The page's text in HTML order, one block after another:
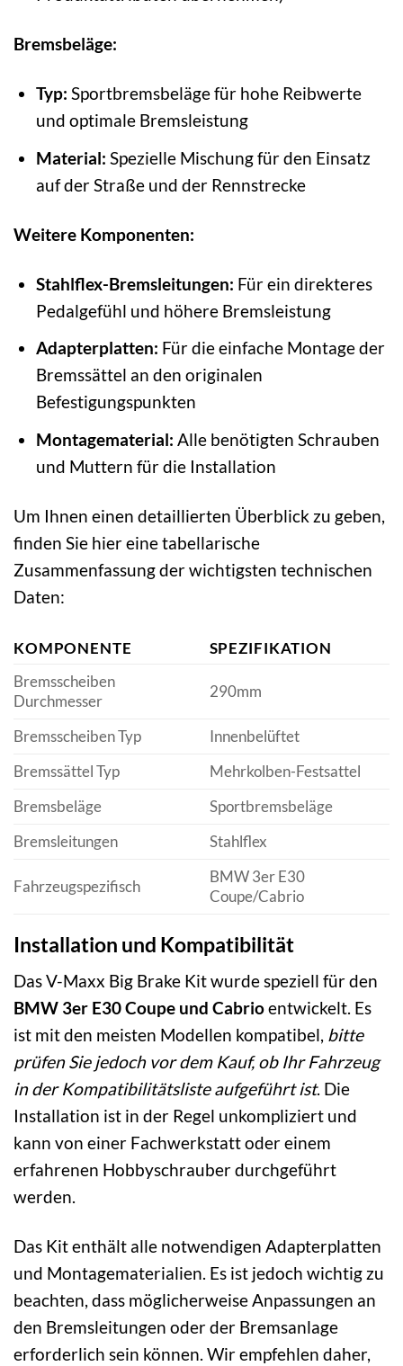
Bremsbeläge:
Typ: Sportbremsbeläge für hohe Reibwerte
und optimale Bremsleistung
Material: Spezielle Mischung für den Einsatz
auf der Straße und der Rennstrecke
Weitere Komponenten:
Stahlflex-Bremsleitungen: Für ein direkteres
Pedalgefühl und höhere Bremsleistung
Adapterplatten: Für die einfache Montage der
Bremssättel an den originalen
Befestigungspunkten
Montagematerial: Alle benötigten Schrauben
und Muttern für die Installation
Um Ihnen einen detaillierten Überblick zu geben,
finden Sie hier eine tabellarische
Zusammenfassung der wichtigsten technischen
Daten:
KOMPONENTE
SPEZIFIKATION
Bremsscheiben
Durchmesser
290mm
Bremsscheiben Typ
Innenbelüftet
Bremssättel Typ
Mehrkolben-Festsattel
Bremsbeläge
Sportbremsbeläge
Bremsleitungen
Stahlflex
Fahrzeugspezifisch
BMW 3er E30
Coupe/Cabrio
Installation und Kompatibilität
Das V-Maxx Big Brake Kit wurde speziell für den
BMW 3er E30 Coupe und Cabrioentwickelt. Es
ist mit den meisten Modellen kompatibel, bitte
prüfen Sie jedoch vor dem Kauf, ob Ihr Fahrzeug
in der Kompatibilitätsliste aufgeführt ist. Die
Installation ist in der Regel unkompliziert und
kann von einer Fachwerkstatt oder einem
erfahrenen Hobbyschrauber durchgeführt
werden.
Das Kit enthält alle notwendigen Adapterplatten
und Montagematerialien. Es ist jedoch wichtig zu
beachten, dass möglicherweise Anpassungen an
den Bremsleitungen oder der Bremsanlage
erforderlich sein können. Wir empfehlen daher,